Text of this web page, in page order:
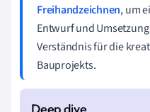
Freihandzeichnen, um
Entwurf und
Verständnis für die
Bauprojekts.